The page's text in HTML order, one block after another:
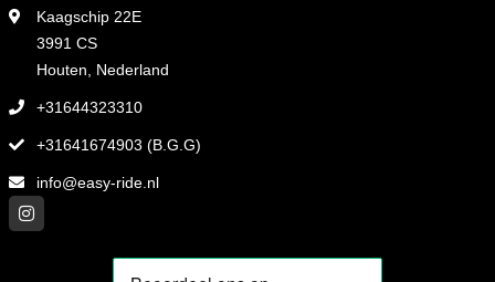
Kaagschip 22E
3991 CS
Houten, Nederland
+31644323310
+31641674903 (B.G.G)
info@easy-ride.nl